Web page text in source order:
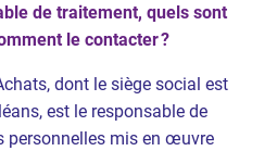
de traitement, quels sont
le contacter ?
dont le siège social est
est le responsable de
personnelles mis en œuvre